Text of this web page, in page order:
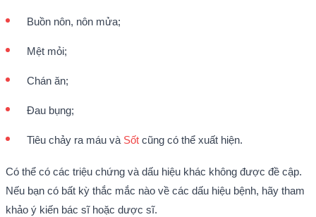
Buồn nôn, nôn mửa;
Mệt mỏi;
Chán ăn;
Đau bụng;
Tiêu chảy ra máu và Sốt cũng có thể xuất hiện.
Có thể có các triệu chứng và dấu hiệu khác không được đề cập.
Nếu bạn có bất kỳ thắc mắc nào về các dấu hiệu bệnh, hãy tham
khảo ý kiến bác sĩ hoặc dược sĩ.